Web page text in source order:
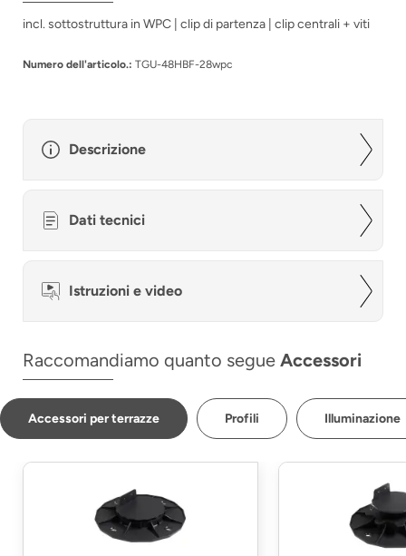
incl. sottostruttura in WPC | clip di partenza | clip centrali + viti
Numero dell'articolo.: TGU-48HBF-28wpc
Descrizione
Dati tecnici
Istruzioni e video
Raccomandiamo quanto segue Accessori
Accessori per terrazze Profili Illuminazione